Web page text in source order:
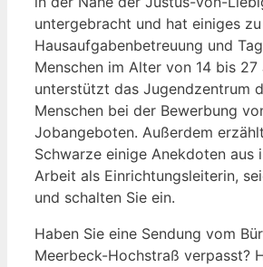
untergebracht und hat einiges
Hausaufgabenbetreuung und
Menschen im Alter von 14 bis 27
unterstützt das Jugendzentrum
Menschen bei der Bewerbung
Jobangeboten. Außerdem
Schwarze einige Anekdoten aus
Arbeit als Einrichtungsleiterin,
und schalten Sie ein.
Haben Sie eine Sendung vom
Meerbeck-Hochstraß verpasst?